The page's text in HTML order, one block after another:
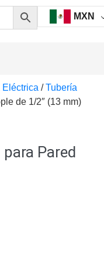
MXN
Eléctrica /Tubería
de 1/2″ (13 mm)
Pared